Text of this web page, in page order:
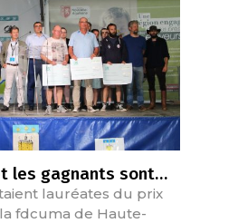
les gagnants sont…
lauréates du prix
fdcuma de Haute-